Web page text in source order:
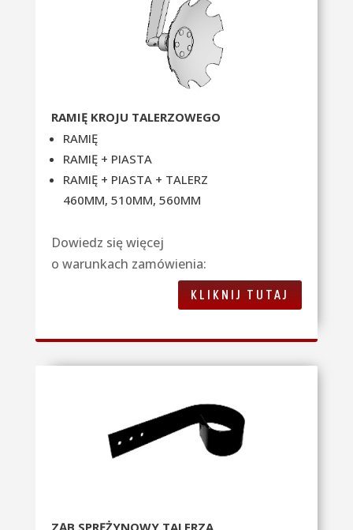
RAMIĘ KROJU TALERZOWEGO
RAMIĘ
RAMIĘ + PIASTA
RAMIĘ + PIASTA + TALERZ
460MM, 510MM, 560MM
Dowiedz się więcej
o warunkach zamówienia:
KLIKNIJ TUTAJ